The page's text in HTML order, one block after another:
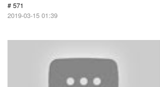
# 571
2019-03-15 01:39